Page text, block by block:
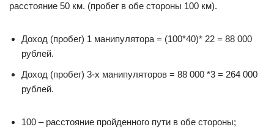
расстояние 50 км. (пробег в обе стороны 100 км).
Доход (пробег) 1 манипулятора = (100*40)* 22 = 88 000
рублей.
Доход (пробег) 3-х манипуляторов = 88 000 *3 = 264 000
рублей.
100 – расстояние пройденного пути в обе стороны;